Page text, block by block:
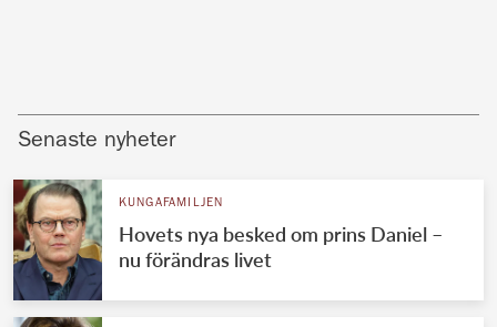
Senaste nyheter
KUNGAFAMILJEN
Hovets nya besked om prins Daniel –
nu förändras livet